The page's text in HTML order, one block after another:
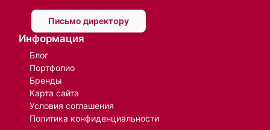
Письмо директору
Информация
Блог
Портфолио
Бренды
Карта сайта
Условия соглашения
Политика конфиденциальности